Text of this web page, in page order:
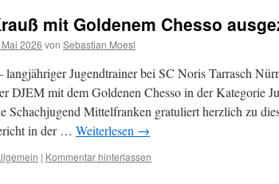
mit Goldenem Chesso
2026 von Sebastian Moesl
Jugendtrainer bei SC Noris Tarrasch
DJEM mit dem Goldenen Chesso in der Kategorie
Schachjugend Mittelfranken gratuliert herzlich zu
in der … Weiterlesen →
| Kommentar hinterlassen